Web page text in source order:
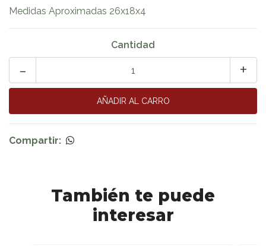
Medidas Aproximadas 26x18x4
Cantidad
+
-
Compartir:
También te puede
interesar